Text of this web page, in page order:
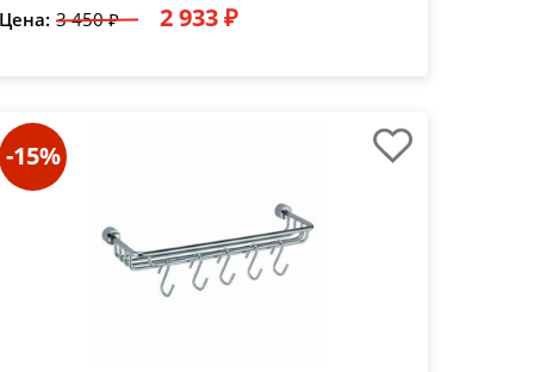
Цена: 3 450 ₽ 2 933 ₽
-15%